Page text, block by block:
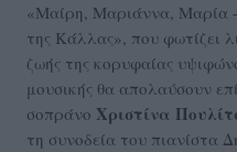
«Μαίρη, Μαριάννα, Μαρία
της Κάλλας», που φωτίζει
ζωής της κορυφαίας
μουσικής θα απολαύσουν
σοπράνο Χριστίνα
τη συνοδεία του πιανίστα